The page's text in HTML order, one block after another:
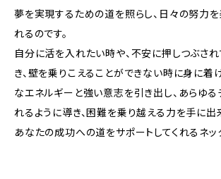
夢を実現するための道を照らし、日々の努力を
れるのです。
自分に活を入れたい時や、不安に押しつぶさ
き、壁を乗りこえることができない時に身に着
なエネルギーと強い意志を引き出し、あらゆる
れるように導き、困難を乗り越える力を手に出
あなたの成功への道をサポートしてくれるネッ